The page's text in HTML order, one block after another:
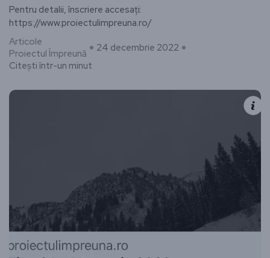
Pentru detalii, înscriere accesați:
https://www.proiectulimpreuna.ro/
Articole
Proiectul Împreună
24 decembrie 2022
Citești într-un minut